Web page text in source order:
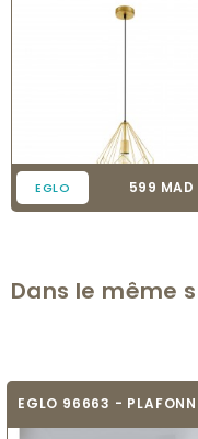
EGLO Prix
599 MAD
Dans le même